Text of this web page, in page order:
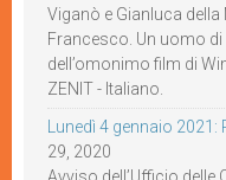
Viganò e Gianluca della
Francesco. Un uomo di
dell’omonimo film di
ZENIT - Italiano.
Lunedì 4 gennaio
29, 2020